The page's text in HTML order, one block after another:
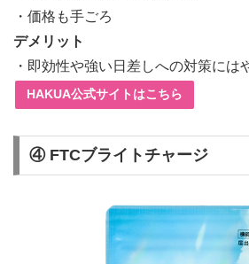
・価格も手ごろ
デメリット
・即効性や強い日差しへの対策には
HAKUA公式サイトはこちら
④ FTCブライトチャージ